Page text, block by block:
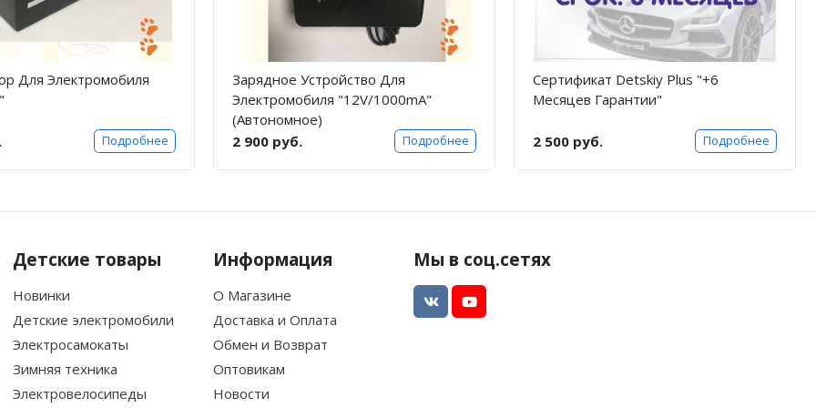
Для Электромобиля
Подробнее
Зарядное Устройство Для
Электромобиля "12V/1000mA"
(Автономное)
2 900 руб.
Подробнее
Сертификат Detskiy Plus "+6
Месяцев Гарантии"
2 500 руб. Подробнее
Детские товары
Новинки
Детские электромобили
Электросамокаты
Зимняя техника
Электровелосипеды
Информация
О Магазине
Доставка и Оплата
Обмен и Возврат
Оптовикам
Новости
Мы в соц.сетях